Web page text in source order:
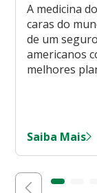
A medicina
caras do
de um
americanos
melhores
Saiba Mais